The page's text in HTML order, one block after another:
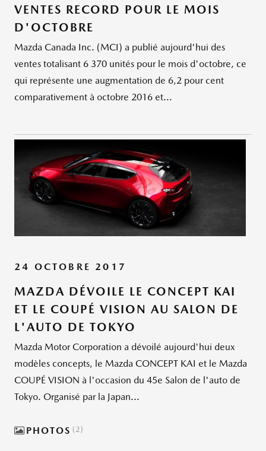
VENTES RECORD POUR LE MOIS
D'OCTOBRE
Mazda Canada Inc. (MCI) a publié aujourd'hui des
ventes totalisant 6 370 unités pour le mois d'octobre, ce
qui représente une augmentation de 6,2 pour cent
comparativement à octobre 2016 et...
24 OCTOBRE 2017
MAZDA DÉVOILE LE CONCEPT KAI
ET LE COUPÉ VISION AU SALON DE
L'AUTO DE TOKYO
Mazda Motor Corporation a dévoilé aujourd'hui deux
modèles concepts, le Mazda CONCEPT KAI et le Mazda
COUPÉ VISION à l'occasion du 45e Salon de l'auto de
Tokyo. Organisé par la Japan...
PHOTOS 2